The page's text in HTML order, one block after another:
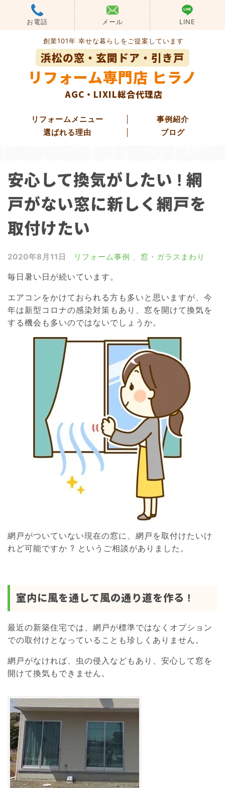
創業101年 幸せな暮らしをご提案しています
浜松の窓・玄関ドア・引き戸
リフォーム専門店 ヒラノ
AGC・LIXIL総合代理店
リフォームメニュー
事例紹介
選ばれる理由
ブログ
玄関引き戸リフォーム
勝手口ドアリフォーム
雨戸・シャッター
窓の目隠しルーバー
網戸
介護リフォーム
屋根リフォーム
外壁リフォーム
安心して換気がしたい ! 網
戸がない窓に新しく網戸を
取付けたい
2020年8月11日 リフォーム事例 、 窓・ガラスまわり
毎日暑い日が続いています。
エアコンをかけておられる方も多いと思いますが、今
年は新型コロナの感染対策もあり、窓を開けて換気を
する機会も多いのではないでしょうか。
網戸がついていない現在の窓に、網戸を取付けたいけ
れど可能ですか ? というご相談がありました。
室内に風を通して風の通り道を作る !
最近の新築住宅では、網戸が標準ではなくオプション
での取付けとなっていることも珍しくありません。
網戸がなければ、虫の侵入などもあり、安心して窓を
開けて換気もできません。
お電話 メール LINE